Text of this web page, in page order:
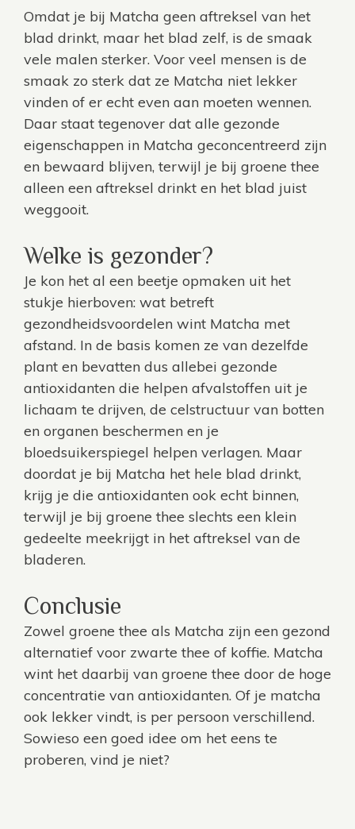
Omdat je bij Matcha geen aftreksel van het
blad drinkt, maar het blad zelf, is de smaak
vele malen sterker. Voor veel mensen is de
smaak zo sterk dat ze Matcha niet lekker
vinden of er echt even aan moeten wennen.
Daar staat tegenover dat alle gezonde
eigenschappen in Matcha geconcentreerd zijn
en bewaard blijven, terwijl je bij groene thee
alleen een aftreksel drinkt en het blad juist
weggooit.
Welke is gezonder?
Je kon het al een beetje opmaken uit het
stukje hierboven: wat betreft
gezondheidsvoordelen wint Matcha met
afstand. In de basis komen ze van dezelfde
plant en bevatten dus allebei gezonde
antioxidanten die helpen afvalstoffen uit je
lichaam te drijven, de celstructuur van botten
en organen beschermen en je
bloedsuikerspiegel helpen verlagen. Maar
doordat je bij Matcha het hele blad drinkt,
krijg je die antioxidanten ook echt binnen,
terwijl je bij groene thee slechts een klein
gedeelte meekrijgt in het aftreksel van de
bladeren.
Conclusie
Zowel groene thee als Matcha zijn een gezond
alternatief voor zwarte thee of koffie. Matcha
wint het daarbij van groene thee door de hoge
concentratie van antioxidanten. Of je matcha
ook lekker vindt, is per persoon verschillend.
Sowieso een goed idee om het eens te
proberen, vind je niet?